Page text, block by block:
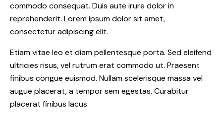
commodo consequat. Duis aute irure dolor in
reprehenderit. Lorem ipsum dolor sit amet,
consectetur adipiscing elit.
Etiam vitae leo et diam pellentesque porta. Sed eleifend
ultricies risus, vel rutrum erat commodo ut. Praesent
finibus congue euismod. Nullam scelerisque massa vel
augue placerat, a tempor sem egestas. Curabitur
placerat finibus lacus.